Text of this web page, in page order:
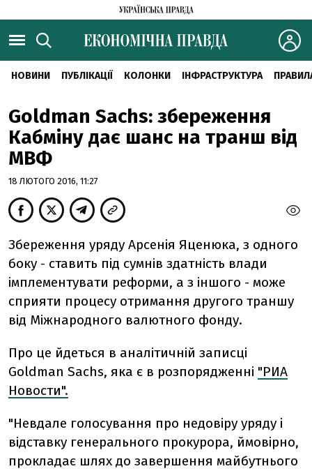
НОВИНИ ПУБЛІКАЦІЇ КОЛОНКИ ІНФРАСТРУКТУРА
Goldman Sachs: збереження
Кабміну дає шанс на транш від
МВФ
18 ЛЮТОГО 2016, 11:27
Збереження уряду Арсенія Яценюка, з одного
боку - ставить під сумнів здатність влади
імплементувати реформи, а з іншого - може
сприяти процесу отримання другого траншу
від Міжнародного валютного фонду.
Про це йдеться в аналітичній записці
Goldman Sachs, яка є в розпорядженні "РИА
Новости".
"Невдале голосування про недовіру уряду і
відставку генерального прокурора, ймовірно,
прокладає шлях до завершення майбутнього